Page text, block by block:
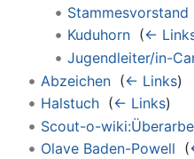
Stammesvorstand
Kuduhorn (←
Jugendleiter/in-
Abzeichen‎ (← Links)
Halstuch‎ (← Links)
Scout-o-
Olave Baden-Powell (